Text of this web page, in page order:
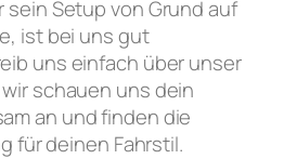
Setup von Grund auf
ist bei uns gut
uns einfach über unser
schauen uns dein
an und finden die
für deinen Fahrstil.